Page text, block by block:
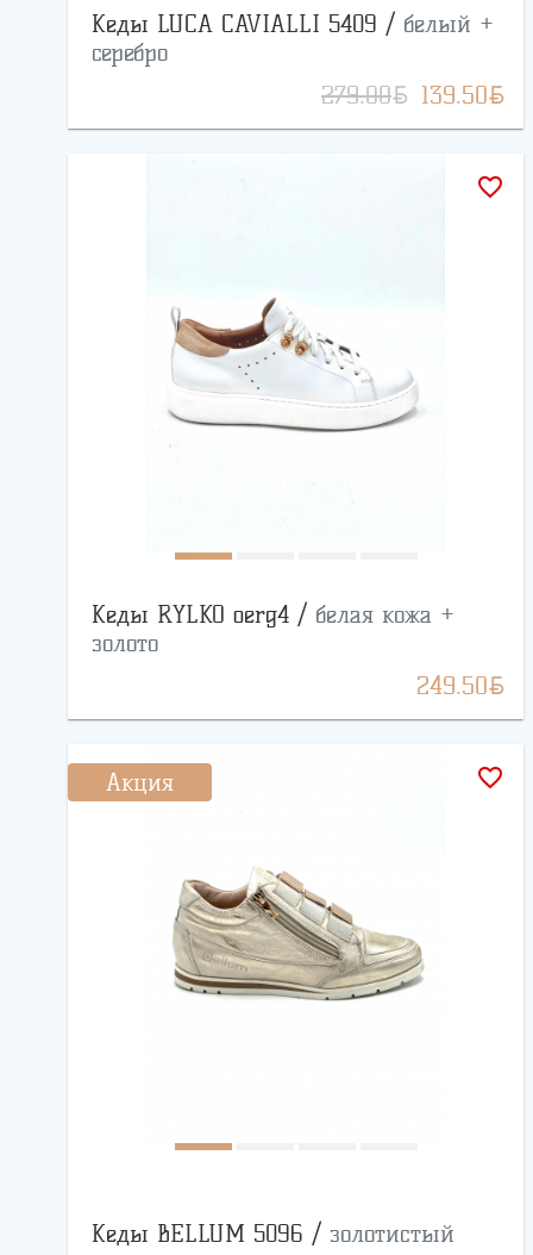
Кеды LUCA CAVIALLI 5409 / белый +
серебро
279.00BYN 139.50BYN
favorite_border
Кеды RYLKO oerg4 / белая кожа +
золото
249.50BYN
Акция favorite_border
Кеды BELLUM 5096 / золотистый